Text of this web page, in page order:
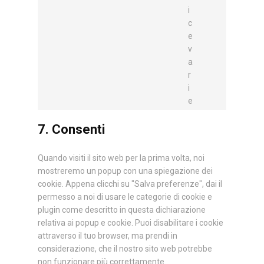
i
c
e
v
a
r
i
e
7. Consenti
Quando visiti il sito web per la prima volta, noi
mostreremo un popup con una spiegazione dei
cookie. Appena clicchi su "Salva preferenze", dai il
permesso a noi di usare le categorie di cookie e
plugin come descritto in questa dichiarazione
relativa ai popup e cookie. Puoi disabilitare i cookie
attraverso il tuo browser, ma prendi in
considerazione, che il nostro sito web potrebbe
non funzionare più correttamente.